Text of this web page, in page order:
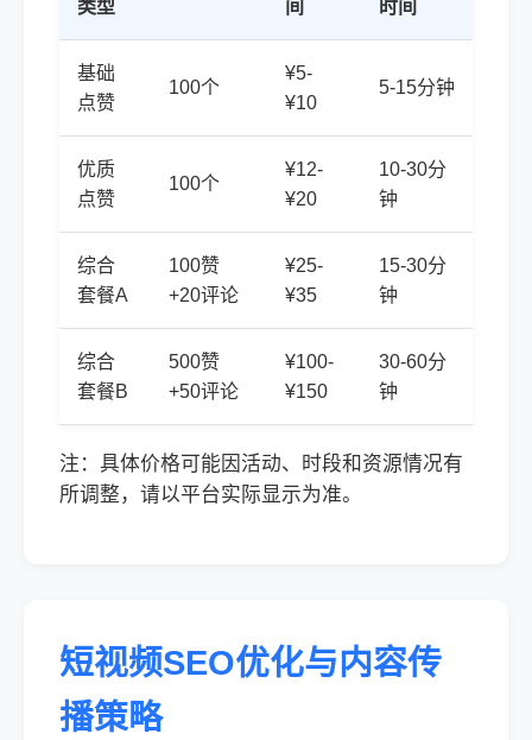
类型 间 时间
基础
点赞
100个
¥5-
¥10
5-15分钟
优质
点赞
100个
¥12-
¥20
10-30分
钟
综合
套餐A
100赞
+20评论
¥25-
¥35
15-30分
钟
综合
套餐B
500赞
+50评论
¥100-
¥150
30-60分
钟
注：具体价格可能因活动、时段和资源情况有
所调整，请以平台实际显示为准。
短视频SEO优化与内容传
播策略